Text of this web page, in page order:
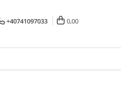
+40741097033 0,00